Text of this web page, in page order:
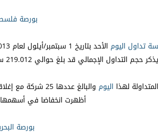
بورصة
تداول اليوم
لهذا اليوم
أظهرت انخفاضا في أسهمها
بورصة